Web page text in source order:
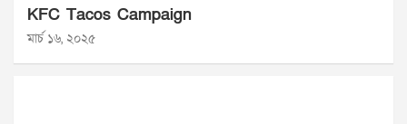
KFC Tacos Campaign
মার্চ ১৬, ২০২৫